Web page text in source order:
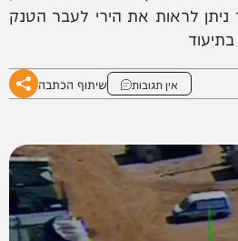
ניתן לראות את הירי לעבר הטנק
אין תגובות שיתוף הכתבה